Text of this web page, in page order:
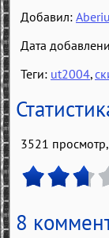
Добавил: Aberiu
Дата
Теги: ut2004,
3521
8